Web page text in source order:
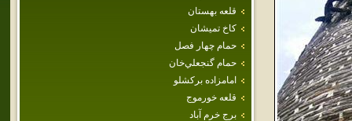
قلعه بهستان
كاخ تميشان
حمام‌ چهار فصل
حمام‌ گنجعلي‌خان‌
امامزاده بركشلو
قلعه خورموج
برج خرم آباد